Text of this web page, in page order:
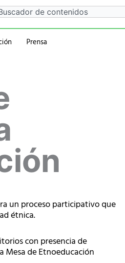
Prensa
un proceso participativo que
étnica.
con presencia de
Mesa de Etnoeducación